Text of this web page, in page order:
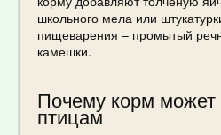
школьного мела или
пищеварения – промытый
камешки.
Почему корм может
птицам